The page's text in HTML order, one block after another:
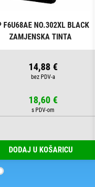
F6U68AE NO.302XL BLACK
ZAMJENSKA TINTA
14,88 €
18,60 €
DODAJ U KOŠARICU